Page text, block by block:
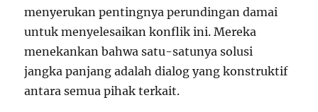
menyerukan pentingnya perundingan damai
untuk menyelesaikan konflik ini. Mereka
menekankan bahwa satu-satunya solusi
jangka panjang adalah dialog yang konstruktif
antara semua pihak terkait.